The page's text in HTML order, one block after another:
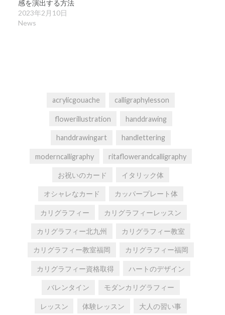
感を演出する方法
2023年2月10日
News
acrylicgouache calligraphylesson
flowerillustration handdrawing
handdrawingart handlettering
moderncalligraphy ritaflowerandcalligraphy
お祝いのカード イタリック体
オシャレなカード カッパープレート体
カリグラフィー カリグラフィーレッスン
カリグラフィー北九州 カリグラフィー教室
カリグラフィー教室福岡 カリグラフィー福岡
カリグラフィー資格取得 ハートのデザイン
バレンタイン モダンカリグラフィー
レッスン 体験レッスン 大人の習い事